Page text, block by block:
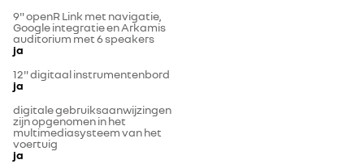
9" openR Link met navigatie,
Google integratie en Arkamis
auditorium met 6 speakers
ja
12" digitaal instrumentenbord
ja
digitale gebruiksaanwijzingen
zijn opgenomen in het
multimediasysteem van het
voertuig
ja